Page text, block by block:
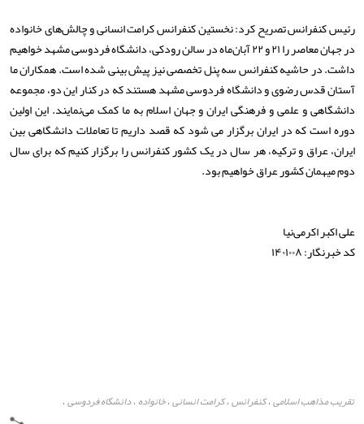
رئیس کنفرانس تصریح کرد: نخستین کنفرانس کرامت انسانی و چالش‌های خانواده
در جهان معاصر را ۲۱ و ۲۲ آبان‌ماه در سالن رودکی، دانشگاه فردوسی مشهد خواهیم
داشت. در حاشیه کنفرانس سه پنل تخصصی نیز پیش بینی شده است. همکاران ما
آستان قدس رضوی و دانشگاه فردوسی مشهد هستند که در کنار این دو، مجموعه
دانشگاهی و علمی و فرهنگی ایران و جهان اسلام به ما کمک می‌نمایند. این اولین
دوره است که در ایران برگزار می شود که قصد داریم تا تعاملات دانشگاهی بین
ایران، عراق و ترکیه، هر سال در یک کشور کنفرانس را برگزار کنیم که برای سال
دوم میهمان کشور عراق خواهیم بود.
علی اکبر اکرمی‌نیا
کد خبرنگار: ۱۴۰۱۰۰۸
تقریب مذاهب اسلامی،کنفرانس،کرامت انسانی،خانواده ،دانشگاه فردوسی،